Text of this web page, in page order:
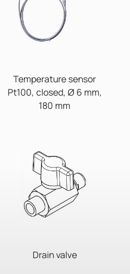
Temperature sensor
Pt100, closed, Ø 6 mm,
180 mm
Drain valve